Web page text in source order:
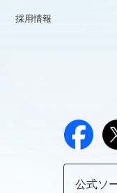
採用情報
公式ソ